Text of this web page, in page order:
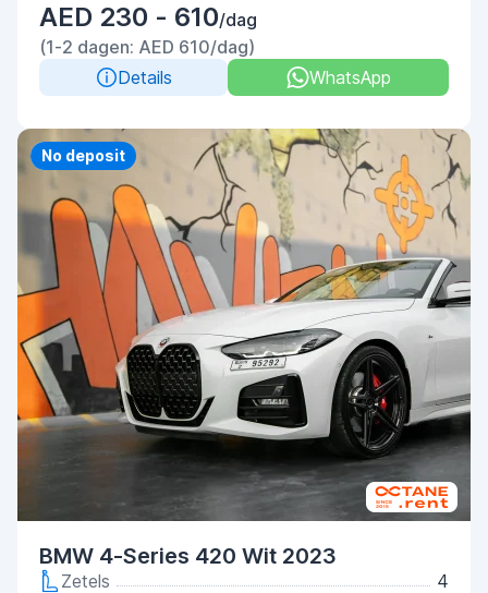
AED 230 - 610/dag
(1-2 dagen: AED 610/dag)
Details
WhatsApp
Priority
No deposit
BMW 4-Series 420 Wit 2023
Zetels
4